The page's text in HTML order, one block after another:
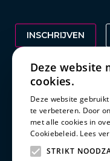
INSCHRIJVEN
Wetgeving
Clubreglement
Privacy statement
Disclaimer
Deze website
cookies.
Deze website
te verbeteren. Door
met alle cookies in
Cookiebeleid. Lees
STRIKT